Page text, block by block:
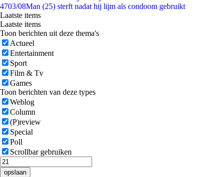
4703/08Man (25) sterft nadat hij lijm als condoom gebruikt
Laatste items
Laatste items
Toon berichten uit deze thema's
Actueel
Entertainment
Sport
Film & Tv
Games
Toon berichten van deze types
Weblog
Column
(P)review
Special
Poll
Scrollbar gebruiken
opslaan